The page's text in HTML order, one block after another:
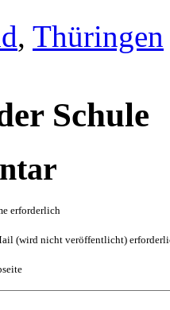
, Thüringen
Schule
erforderlich
(wird nicht veröffentlicht)